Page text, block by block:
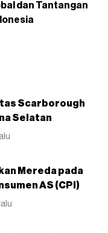
dan Tantangan
Scarborough
Selatan
Mereda pada
AS (CPI)